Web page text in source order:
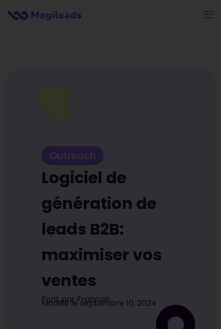
Outreach
Logiciel de
génération de
leads B2B:
maximiser vos
ventes
Ecrit parFrancois
Modifié le septembre 10, 2024